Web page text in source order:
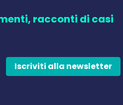
racconti di casi
Iscriviti alla newsletter